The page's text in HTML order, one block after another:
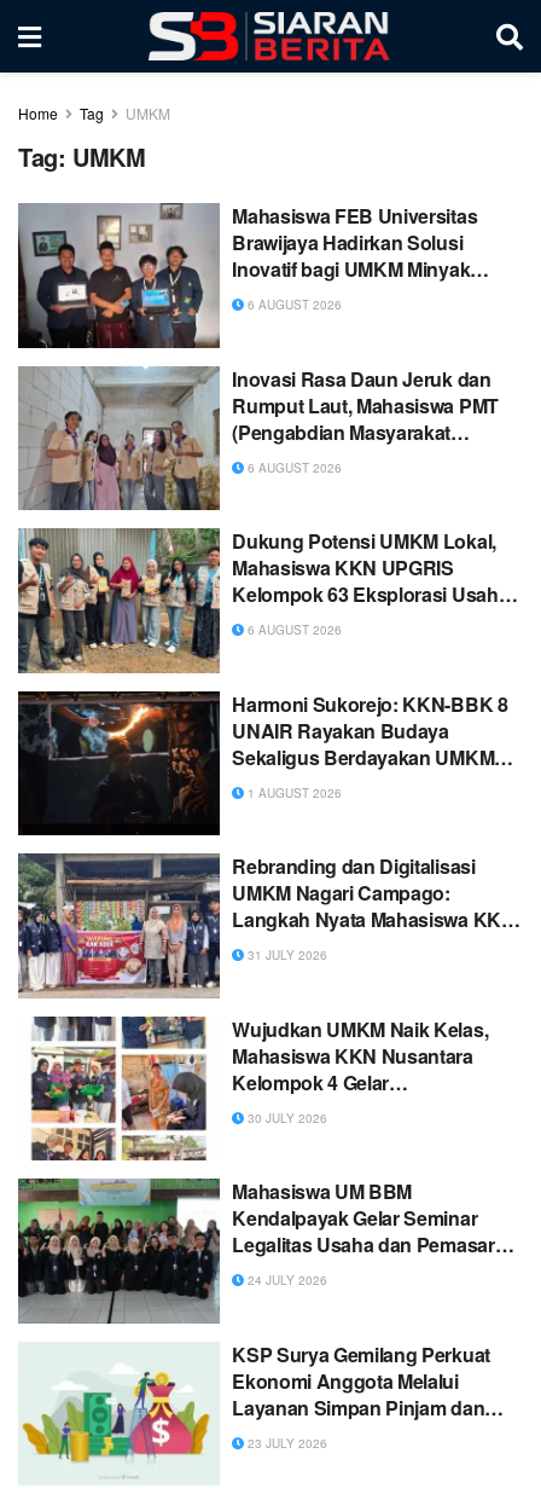
Home Tag UMKM
Tag: UMKM
Mahasiswa FEB Universitas
Brawijaya Hadirkan Solusi
Inovatif bagi UMKM Minyak
Kenanga di Desa Kebonduren
6 AUGUST 2026
Inovasi Rasa Daun Jeruk dan
Rumput Laut, Mahasiswa PMT
(Pengabdian Masyarakat
Tematik) Kelompok 40 UNITRI
Nusantara Putra” di Kota Batu
6 AUGUST 2026
Dukung Potensi UMKM Lokal,
Mahasiswa KKN UPGRIS
Kelompok 63 Eksplorasi Usaha
Keripik Tempe Sagu “Padang
6 AUGUST 2026
Harmoni Sukorejo: KKN-BBK 8
UNAIR Rayakan Budaya
Sekaligus Berdayakan UMKM
Desa Sukorejo, Tuban
1 AUGUST 2026
Rebranding dan Digitalisasi
UMKM Nagari Campago:
Langkah Nyata Mahasiswa KKN
UNP 2026 dalam Memperkuat
31 JULY 2026
Wujudkan UMKM Naik Kelas,
Mahasiswa KKN Nusantara
Kelompok 4 Gelar
Pendampingan Sertifikasi Halal
30 JULY 2026
Mahasiswa UM BBM
Kendalpayak Gelar Seminar
Legalitas Usaha dan Pemasaran
Digital bagi UMKM
24 JULY 2026
KSP Surya Gemilang Perkuat
Ekonomi Anggota Melalui
Layanan Simpan Pinjam dan
Pembiayaan UMKM
23 JULY 2026